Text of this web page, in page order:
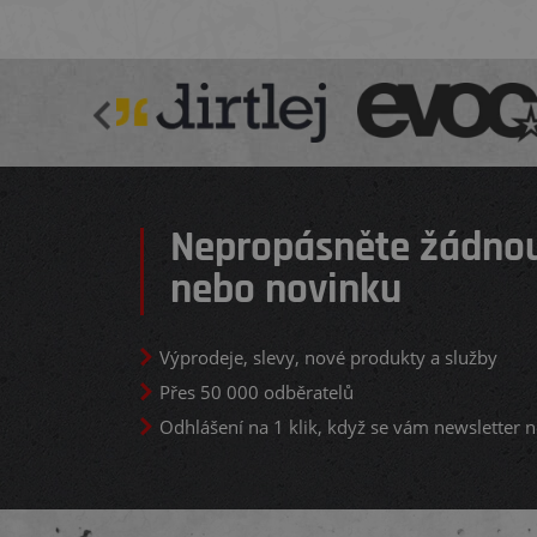
Nepropásněte
nebo novinku
Výprodeje, slevy, nové produkty a služby
Přes 50 000 odběratelů
Odhlášení na 1 klik, když se vám newsletter